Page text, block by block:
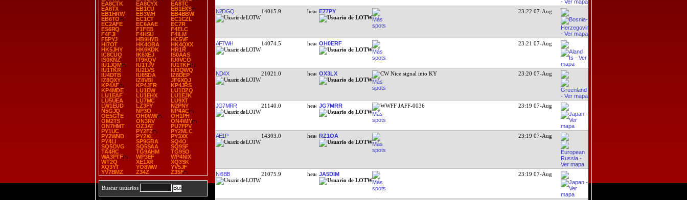
EA8CTK
EA8CYX
EA8TC
EA8TX
EB1CU
EB1EXS
EB1HRW
EB3WH
EB4BBW
EB6TO
EC1CT
EC1CZL
EC2AFE
EC6AAE
EC7R
ES6RQ
F1FEB
F4ELC
F4FJI
F4HSU
F4ILM
F5PYJ
HB9HYB
HC5VF
HI7OT
HK4OBA
HK4QXX
HK5JHY
HK6KDK
HR1R
IC8CUQ
IK6XEJ
IS0AAS
IS0KNZ
IT9KQV
IU0VCO
IU1JQM
IU1TJV
IU1TKF
IU1TKR
IU2LVS
IU3QWQ
IU4DTB
IU8SDA
IZ8DEP
IZ8QXY
IZ8VBI
JF6XQJ
KP4AF
KP4JFR
KP4JRS
KP4MDE
LU1DW
LU1DZQ
LU1EAF
LU1EHX
LU1EJK
LU5UEA
LU7MC
LU9XT
LW1EUD
LZ3FY
N2PNY
N5GJQ
NP3O
NP4AC
OE5GTE
OH0WW
OH1PH
OM2TS
ON3RV
ON4WIY
ON7HMT
OZ3AT
PU7FPV
PY1UC
PY2FZ
PY2MLC
PY2WND
PY2XL
PY3XX
PY4LI
SP9GBA
SQ4O
SQ5OVG
SQ5SAA
SQ9SF
TA4RC
TG9AHM
TG9SO
WA3PTF
WP3EF
WP4NIX
WT2Q
XE1XR
XQ3SK
XQ3YT
YO8WW
YV5JF
YV7BMZ
Z34Z Z35F
Buscar usuarios
N2DGQ 14015.9 E77PY 23:22 07-Aug
AF7WH 14074.5 OH0ERF 23:21 07-Aug
ND4X 21021.0 OX3LX CW Nice signal into KY 23:20 07-Aug
JG7MRR 21140.0 JG7MRR WWFF JAFF-0036 23:19 07-Aug
AE1P 14303.0 RZ1OA 23:19 07-Aug
NI6BB 21075.9 JA5DIM 23:19 07-Aug